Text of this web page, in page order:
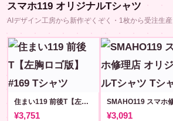
スマホ119 オリジナルTシャツ
AIデザイン工房から新作ぞくぞく・1枚から受注生産
住まい119 前後T【左胸ロゴ版】#169
¥3,751 ¥3,091